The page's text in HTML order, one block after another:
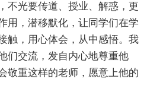
不光要传道、授业、解惑，更
用，潜移默化，让同学们在学
触，用心体会，从中感悟。我
们交流，发自内心地尊重他
敬重这样的老师，愿意上他的